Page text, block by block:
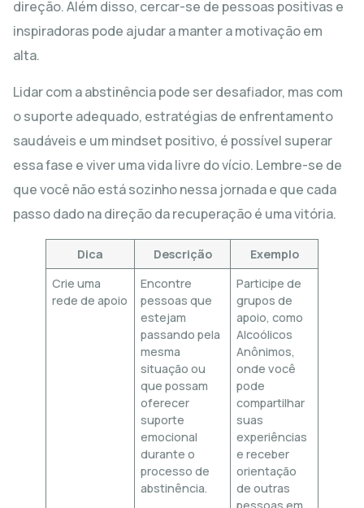
direção. Além disso, cercar-se de pessoas positivas e
inspiradoras pode ajudar a manter a motivação em
alta.
Lidar com a abstinência pode ser desafiador, mas com
o suporte adequado, estratégias de enfrentamento
saudáveis e um mindset positivo, é possível superar
essa fase e viver uma vida livre do vício. Lembre-se de
que você não está sozinho nessa jornada e que cada
passo dado na direção da recuperação é uma vitória.
Dica Descrição
Exemplo
Crie uma
rede de apoio
Encontre
pessoas que
estejam
passando pela
mesma
situação ou
que possam
oferecer
suporte
emocional
durante o
processo de
abstinência.
Participe de
grupos de
apoio, como
Alcoólicos
Anônimos,
onde você
pode
compartilhar
suas
experiências
e receber
orientação
de outras